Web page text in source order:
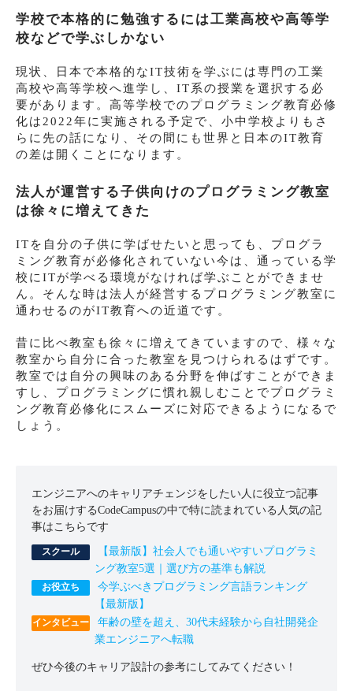
学校で本格的に勉強するには工業高校や高等学
校などで学ぶしかない
現状、日本で本格的なIT技術を学ぶには専門の工業
高校や高等学校へ進学し、IT系の授業を選択する必
要があります。高等学校でのプログラミング教育必修
化は2022年に実施される予定で、小中学校よりもさ
らに先の話になり、その間にも世界と日本のIT教育
の差は開くことになります。
法人が運営する子供向けのプログラミング教室
は徐々に増えてきた
ITを自分の子供に学ばせたいと思っても、プログラ
ミング教育が必修化されていない今は、通っている学
校にITが学べる環境がなければ学ぶことができませ
ん。そんな時は法人が経営するプログラミング教室に
通わせるのがIT教育への近道です。
昔に比べ教室も徐々に増えてきていますので、様々な
教室から自分に合った教室を見つけられるはずです。
教室では自分の興味のある分野を伸ばすことができま
すし、プログラミングに慣れ親しむことでプログラミ
ング教育必修化にスムーズに対応できるようになるで
しょう。
エンジニアへのキャリアチェンジをしたい人に役立つ記事
をお届けするCodeCampusの中で特に読まれている人気の記
事はこちらです
【最新版】社会人でも通いやすいプログラミ
ング教室5選｜選び方の基準も解説
今学ぶべきプログラミング言語ランキング
【最新版】
年齢の壁を超え、30代未経験から自社開発企
業エンジニアへ転職
ぜひ今後のキャリア設計の参考にしてみてください！